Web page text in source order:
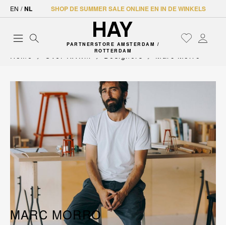
EN / NL SHOP DE SUMMER SALE ONLINE EN IN DE WINKELS
PARTNERSTORE AMSTERDAM /
ROTTERDAM
Home Over HAY.nl Designers Marc Morro
MARC MORRO